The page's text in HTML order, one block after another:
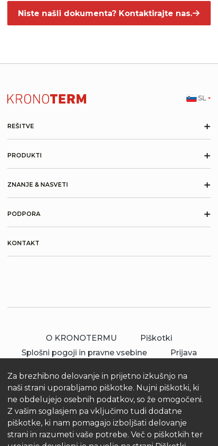
Niste našli dokumenta? Kontaktirajte nas.
Za brezhibno delovanje in prijetno izkušnjo na
naši strani uporabljamo piškotke. Nujni piškotki, ki
ne obdelujejo osebnih podatkov, so že omogočeni.
Z vašim soglasjem pa vključimo tudi dodatne
piškotke, ki nam pomagajo izboljšati delovanje
strani in razumeti vaše potrebe. Več o piškotkih ter
REŠITVE +
PRODUKTI +
ZNANJE & NASVETI +
PODPORA +
KONTAKT
O KRONOTERMU
Piškotki
Splošni pogoji in pravne vsebine
Prijava
SL
© 2026 Kronoterm | vse pravice pridržane.
KRONOTERM d.o.o.